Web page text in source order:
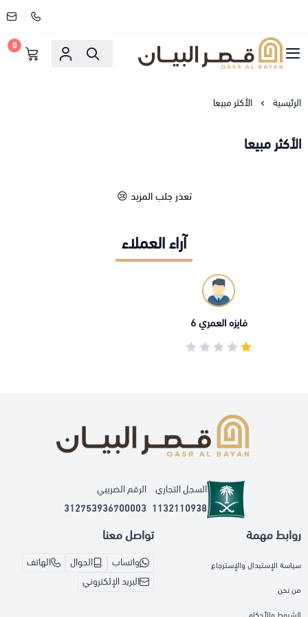
قصر البيان للمفارش والاثاث
0
الرئيسية الأكثر مبيعا
الأكثر مبيعا
تعذر جلب المزيد 😢
آراء العملاء
فايزه العمري 6
السجل التجاري
1132110938
الرقم الضريبي
312753936700003
روابط مهمة
سياسة الإستبدال والإسترجاع
من نحن
تواصل معنا
واتساب الجوال
الهاتف
البريد الإلكتروني